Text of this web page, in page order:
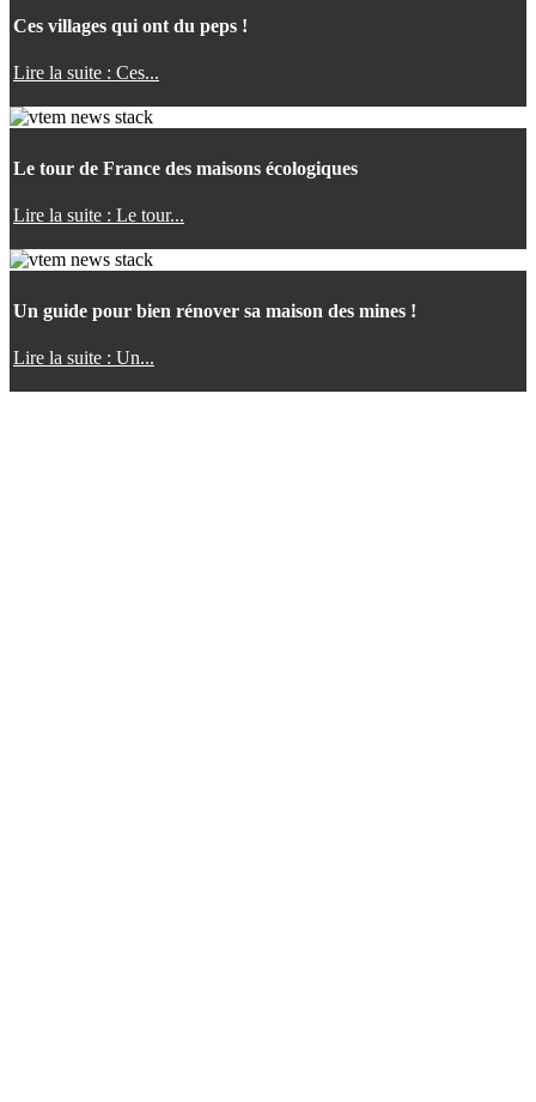
Ces villages qui ont du peps !
Lire la suite : Ces...
Le tour de France des maisons écologiques
Lire la suite : Le tour...
Un guide pour bien rénover sa maison des mines !
Lire la suite : Un...